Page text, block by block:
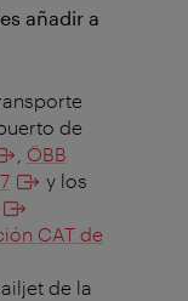
añadir a
de
ÖBB
y los
CAT de
de la